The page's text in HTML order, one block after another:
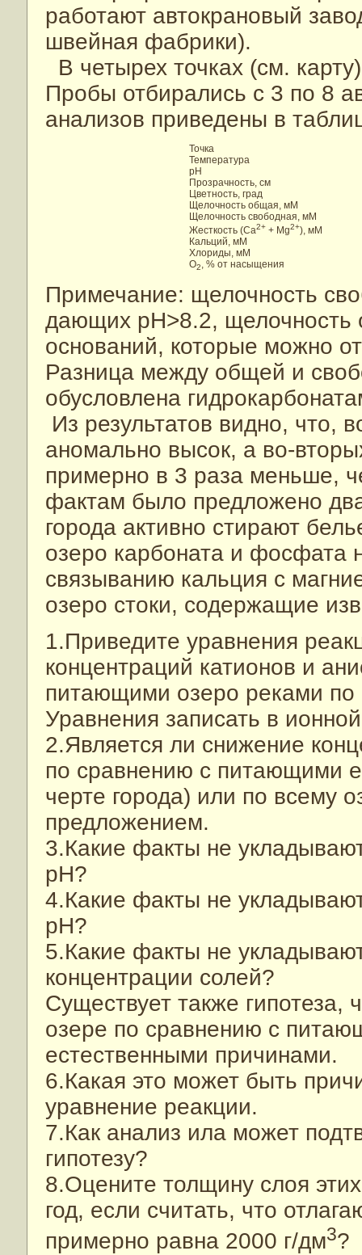
работают автокрановый
швейная фабрики).
В четырех точках (см.
Пробы отбирались с 3 по 8
анализов приведены в
Точка
Температура
рН
Прозрачность, см
Цветность, град
Щелочность общая, мМ
Щелочность свободная, мМ
Жесткость (Ca2+ + Mg2+), мМ
Кальций, мМ
Хлориды, мМ
О2, % от насыщения
Примечание: щелочность
дающих рН>8.2, щелочность
оснований, которые можно
Разница между общей и
обусловлена
Из результатов видно, что,
аномально высок, а во-
примерно в 3 раза меньше,
фактам было предложено
города активно стирают
озеро карбоната и фосфата
связыванию кальция с
озеро стоки, содержащие
1.Приведите уравнения
концентраций катионов и
питающими озеро реками по
Уравнения записать в
2.Является ли снижение
по сравнению с питающими
черте города) или по всему
предложением.
3.Какие факты не
рН?
4.Какие факты не
рН?
5.Какие факты не
концентрации солей?
Существует также гипотеза,
озере по сравнению с
естественными причинами.
6.Какая это может быть
уравнение реакции.
7.Как анализ ила может
гипотезу?
8.Оцените толщину слоя
год, если считать, что
примерно равна 2000 г/дм3?